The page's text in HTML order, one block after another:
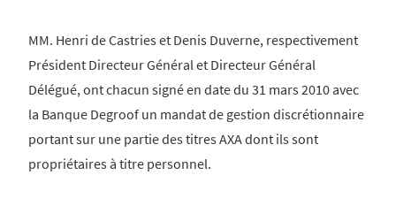
MM. Henri de Castries et Denis Duverne, respectivement
Président Directeur Général et Directeur Général
Délégué, ont chacun signé en date du 31 mars 2010 avec
la Banque Degroof un mandat de gestion discrétionnaire
portant sur une partie des titres AXA dont ils sont
propriétaires à titre personnel.